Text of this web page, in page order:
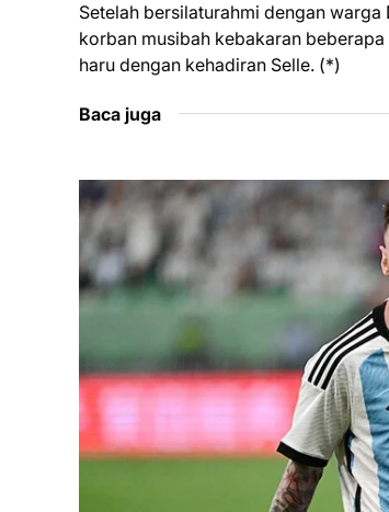
Setelah bersilaturahmi dengan
korban musibah kebakaran
haru dengan kehadiran Selle. (*)
Baca juga